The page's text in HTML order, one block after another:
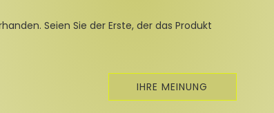
Seien Sie der Erste, der das Produkt
IHRE MEINUNG